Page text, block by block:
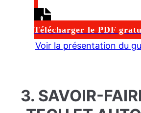
Télécharger le PDF
Voir la présentation du
3. SAVOIR-